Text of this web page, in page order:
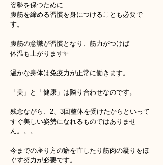
姿勢を保つために
腹筋を締める習慣を身につけることも必要で
す。
腹筋の意識が習慣となり、筋力がつけば
体温も上がります✨
温かな身体は免疫力が正常に働きます。
「美」と「健康」は隣り合わせなのです。
残念ながら、2、3回整体を受けたからといって
すぐ美しい姿勢になれるものではありませ
ん。。。
今までの座り方の癖を直したり筋肉の凝りをほ
ぐす努力が必要です。